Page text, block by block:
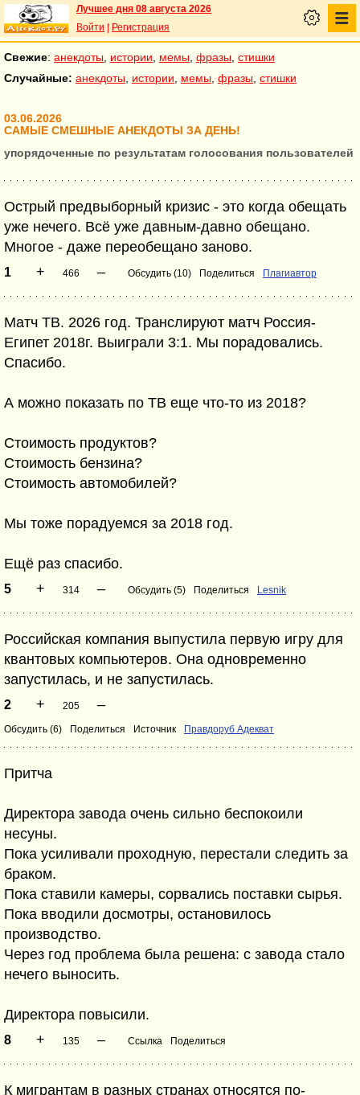
Лучшее дня 08 августа 2026
Войти
Регистрация
Свежие: анекдоты истории мемы фразы стишки
Случайные: анекдоты истории мемы фразы стишки
03.06.2026
САМЫЕ СМЕШНЫЕ АНЕКДОТЫ ЗА ДЕНЬ!
упорядоченные по результатам голосования пользователей
Острый предвыборный кризис - это когда обещать
уже нечего. Всё уже давным-давно обещано.
Многое - даже переобещано заново.
1 + 466 – Обсудить (10) Поделиться Плагиавтор
Матч ТВ. 2026 год. Транслируют матч Россия-
Египет 2018г. Выиграли 3:1. Мы порадовались.
Спасибо.
А можно показать по ТВ еще что-то из 2018?
Стоимость продуктов?
Стоимость бензина?
Стоимость автомобилей?
Мы тоже порадуемся за 2018 год.
Ещё раз спасибо.
5 + 314 – Обсудить (5) Поделиться Lesnik
Российская компания выпустила первую игру для
квантовых компьютеров. Она одновременно
запустилась, и не запустилась.
2 + 205 –
Обсудить (6) Поделиться Источник Правдоруб Адекват
Притча
Директора завода очень сильно беспокоили
несуны.
Пока усиливали проходную, перестали следить за
браком.
Пока ставили камеры, сорвались поставки сырья.
Пока вводили досмотры, остановилось
производство.
Через год проблема была решена: с завода стало
нечего выносить.
Директора повысили.
8 + 135 – Ссылка Поделиться
К мигрантам в разных странах относятся по-